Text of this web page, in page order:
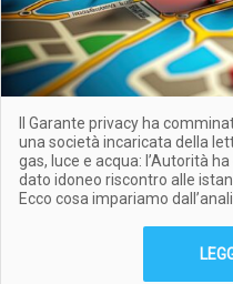
Il Garante privacy ha
una società incaricata della
gas, luce e acqua: l’Autorità
dato idoneo riscontro alle
Ecco cosa impariamo